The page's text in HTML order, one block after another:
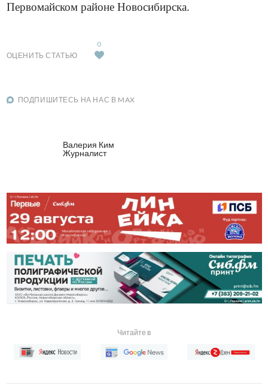
Первомайском районе Новосибирска.
ОЦЕНИТЬ СТАТЬЮ
0
ПОДПИШИТЕСЬ НА НАС В MAX
Валерия Ким
Журналист
Читайте в